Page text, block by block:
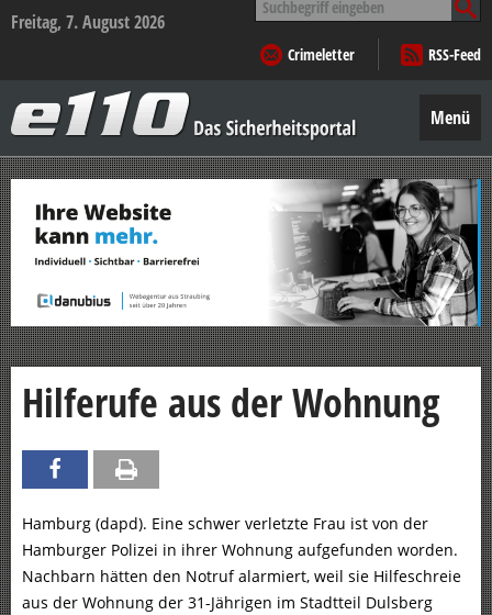
Freitag, 7. August 2026
nach:
Crimeletter
RSS-Feed
–
Das
Sicherheitsportal
Menü
Zum
Inhalt
springen
Hilferufe aus der Wohnung
Hamburg (dapd). Eine schwer verletzte Frau ist von der
Hamburger Polizei in ihrer Wohnung aufgefunden worden.
Nachbarn hätten den Notruf alarmiert, weil sie Hilfeschreie
aus der Wohnung der 31-Jährigen im Stadtteil Dulsberg